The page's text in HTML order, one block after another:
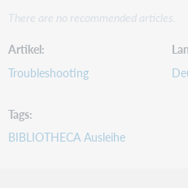
There are no recommended articles.
Artikel
Troubleshooting
Tags
BIBLIOTHECA Ausleihe